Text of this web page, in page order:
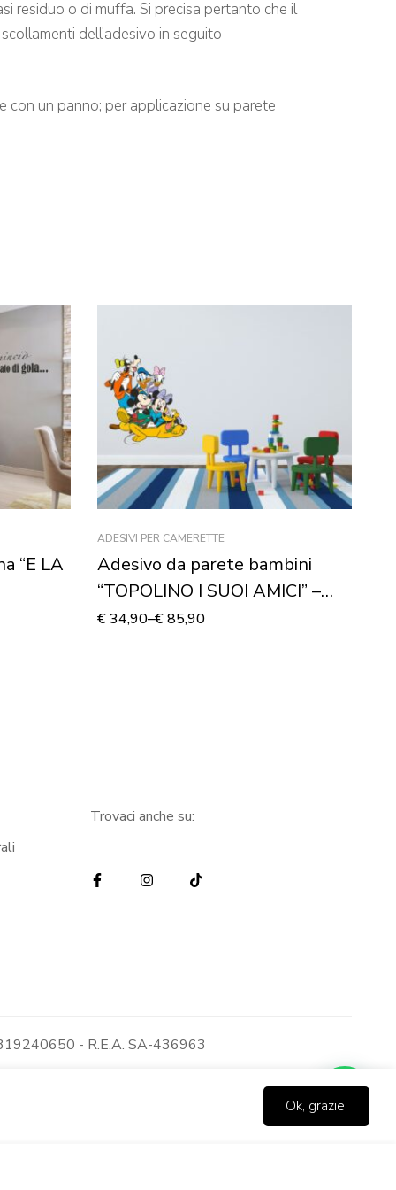
residuo o di muffa. Si precisa pertanto che il
dell’adesivo in seguito
con un panno; per applicazione su parete
“E LA
ADESIVI PER CAMERETTE
Adesivo da parete bambini
“TOPOLINO I SUOI AMICI” –
Adesivo murale
€34,90–€85,90
Trovaci anche su:
- R.E.A. SA-436963
Ok, grazie!